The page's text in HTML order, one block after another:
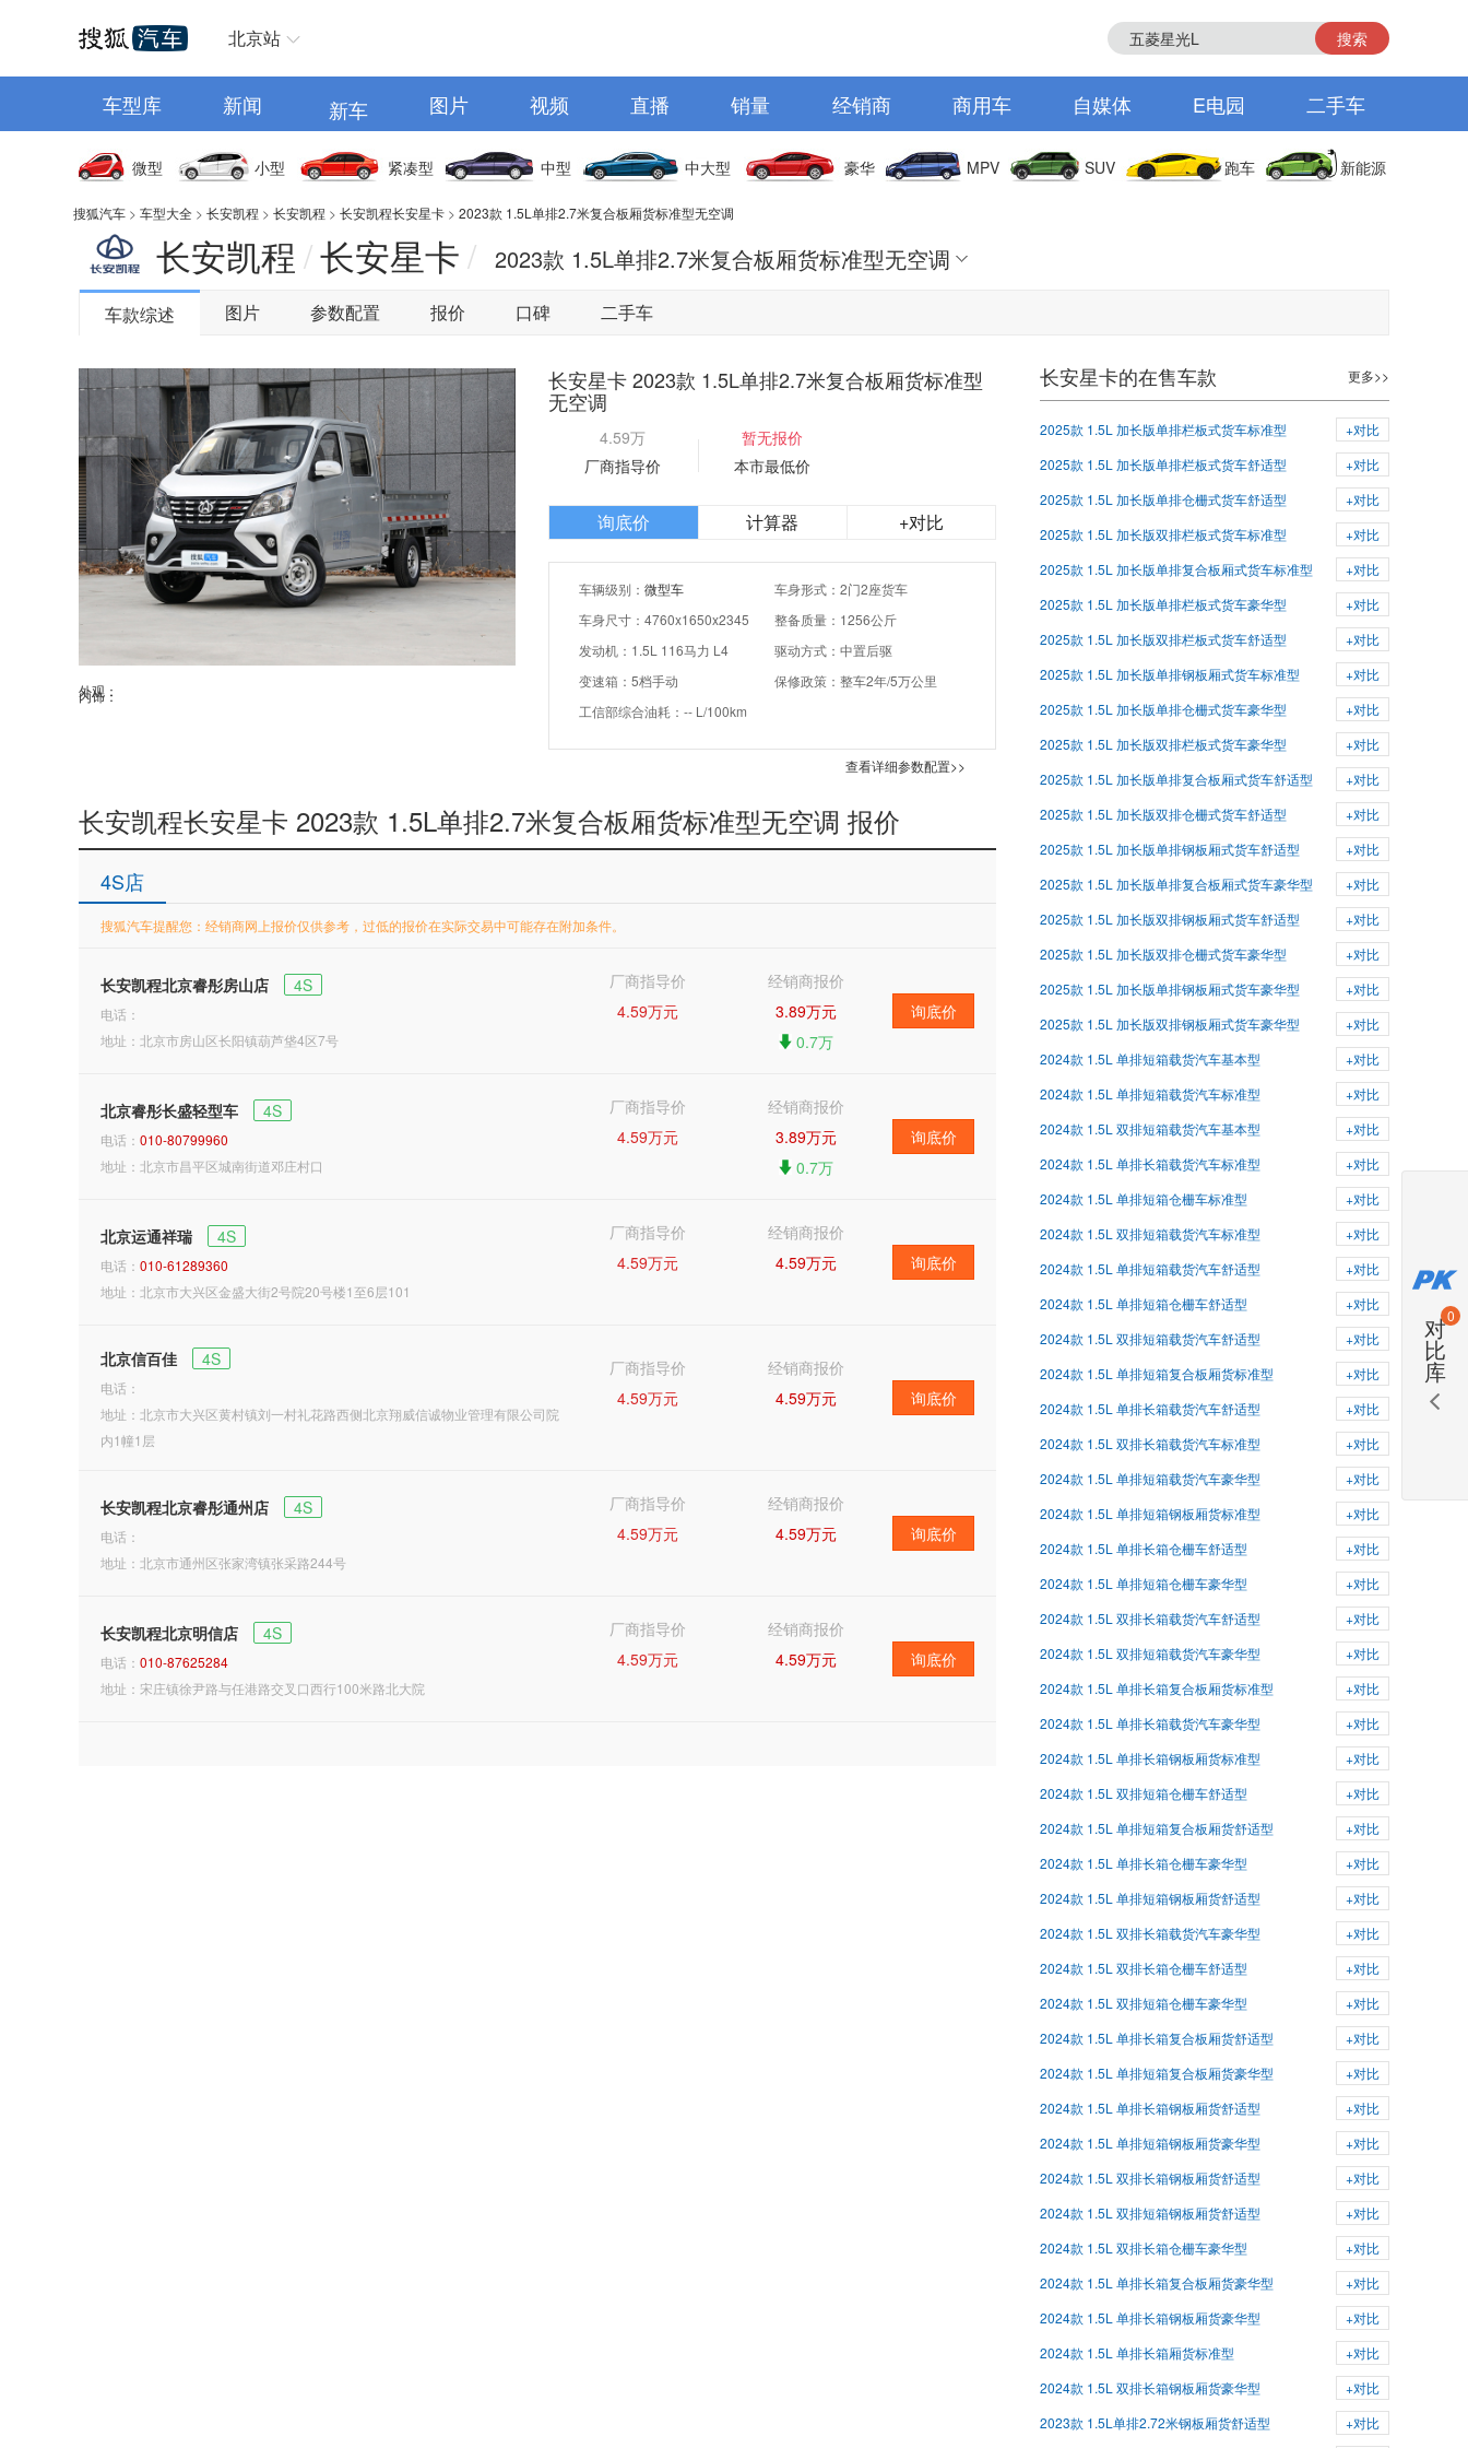
北京站 搜索
车型库 新闻 新车 图片 视频 直播 销量 经销商 商用车 自媒体 E电园 二手车
微型 小型 紧凑型 中型 中大型 豪华 MPV SUV 跑车 新能源
搜狐汽车 > 车型大全 > 长安凯程 > 长安凯程 > 长安凯程长安星卡 > 2023款 1.5L单排2.7米复合板厢货标准型无空调
长安凯程 /长安星卡/ 2023款 1.5L单排2.7米复合板厢货标准型无空调
车款综述 图片 参数配置 报价 口碑 二手车
外观：
内饰：
长安星卡 2023款 1.5L单排2.7米复合板厢货标准型
无空调
4.59万
厂商指导价
暂无报价
本市最低价
询底价 计算器 +对比
车辆级别： 微型车
车身形式：2门2座货车
车身尺寸：4760x1650x2345
整备质量：1256公斤
发动机：1.5L 116马力 L4
驱动方式：中置后驱
变速箱：5档手动
保修政策：整车2年/5万公里
工信部综合油耗：-- L/100km
查看详细参数配置>>
长安凯程长安星卡 2023款 1.5L单排2.7米复合板厢货标准型无空调 报价
4S店
搜狐汽车提醒您：经销商网上报价仅供参考，过低的报价在实际交易中可能存在附加条件。
长安凯程北京睿彤房山店 4S
电话：
地址：北京市房山区长阳镇葫芦垡4区7号
厂商指导价
4.59万元
经销商报价
3.89万元
0.7万
询底价
北京睿彤长盛轻型车 4S
电话： 010-80799960
地址：北京市昌平区城南街道邓庄村口
厂商指导价
4.59万元
经销商报价
3.89万元
0.7万
询底价
北京运通祥瑞 4S
电话： 010-61289360
地址：北京市大兴区金盛大街2号院20号楼1至6层101
厂商指导价
4.59万元
经销商报价
4.59万元
询底价
北京信百佳 4S
电话：
地址：北京市大兴区黄村镇刘一村礼花路西侧北京翔威信诚物业管理有限公司院
内1幢1层
厂商指导价
4.59万元
经销商报价
4.59万元
询底价
长安凯程北京睿彤通州店 4S
电话：
地址：北京市通州区张家湾镇张采路244号
厂商指导价
4.59万元
经销商报价
4.59万元
询底价
长安凯程北京明信店 4S
电话： 010-87625284
地址：宋庄镇徐尹路与任港路交叉口西行100米路北大院
厂商指导价
4.59万元
经销商报价
4.59万元
询底价
更多>>
长安星卡的在售车款
+对比
2025款 1.5L 加长版单排栏板式货车标准型
+对比
2025款 1.5L 加长版单排栏板式货车舒适型
+对比
2025款 1.5L 加长版单排仓栅式货车舒适型
+对比
2025款 1.5L 加长版双排栏板式货车标准型
+对比
2025款 1.5L 加长版单排复合板厢式货车标准型
+对比
2025款 1.5L 加长版单排栏板式货车豪华型
+对比
2025款 1.5L 加长版双排栏板式货车舒适型
+对比
2025款 1.5L 加长版单排钢板厢式货车标准型
+对比
2025款 1.5L 加长版单排仓栅式货车豪华型
+对比
2025款 1.5L 加长版双排栏板式货车豪华型
+对比
2025款 1.5L 加长版单排复合板厢式货车舒适型
+对比
2025款 1.5L 加长版双排仓栅式货车舒适型
+对比
2025款 1.5L 加长版单排钢板厢式货车舒适型
+对比
2025款 1.5L 加长版单排复合板厢式货车豪华型
+对比
2025款 1.5L 加长版双排钢板厢式货车舒适型
+对比
2025款 1.5L 加长版双排仓栅式货车豪华型
+对比
2025款 1.5L 加长版单排钢板厢式货车豪华型
+对比
2025款 1.5L 加长版双排钢板厢式货车豪华型
+对比
2024款 1.5L 单排短箱载货汽车基本型
+对比
2024款 1.5L 单排短箱载货汽车标准型
+对比
2024款 1.5L 双排短箱载货汽车基本型
+对比
2024款 1.5L 单排长箱载货汽车标准型
+对比
2024款 1.5L 单排短箱仓栅车标准型
+对比
2024款 1.5L 双排短箱载货汽车标准型
+对比
2024款 1.5L 单排短箱载货汽车舒适型
+对比
2024款 1.5L 单排短箱仓栅车舒适型
+对比
2024款 1.5L 双排短箱载货汽车舒适型
+对比
2024款 1.5L 单排短箱复合板厢货标准型
+对比
2024款 1.5L 单排长箱载货汽车舒适型
+对比
2024款 1.5L 双排长箱载货汽车标准型
+对比
2024款 1.5L 单排短箱载货汽车豪华型
+对比
2024款 1.5L 单排短箱钢板厢货标准型
+对比
2024款 1.5L 单排长箱仓栅车舒适型
+对比
2024款 1.5L 单排短箱仓栅车豪华型
+对比
2024款 1.5L 双排长箱载货汽车舒适型
+对比
2024款 1.5L 双排短箱载货汽车豪华型
+对比
2024款 1.5L 单排长箱复合板厢货标准型
+对比
2024款 1.5L 单排长箱载货汽车豪华型
+对比
2024款 1.5L 单排长箱钢板厢货标准型
+对比
2024款 1.5L 双排短箱仓栅车舒适型
+对比
2024款 1.5L 单排短箱复合板厢货舒适型
+对比
2024款 1.5L 单排长箱仓栅车豪华型
+对比
2024款 1.5L 单排短箱钢板厢货舒适型
+对比
2024款 1.5L 双排长箱载货汽车豪华型
+对比
2024款 1.5L 双排长箱仓栅车舒适型
+对比
2024款 1.5L 双排短箱仓栅车豪华型
+对比
2024款 1.5L 单排长箱复合板厢货舒适型
+对比
2024款 1.5L 单排短箱复合板厢货豪华型
+对比
2024款 1.5L 单排长箱钢板厢货舒适型
+对比
2024款 1.5L 单排短箱钢板厢货豪华型
+对比
2024款 1.5L 双排长箱钢板厢货舒适型
+对比
2024款 1.5L 双排短箱钢板厢货舒适型
+对比
2024款 1.5L 双排长箱仓栅车豪华型
+对比
2024款 1.5L 单排长箱复合板厢货豪华型
+对比
2024款 1.5L 单排长箱钢板厢货豪华型
+对比
2024款 1.5L 单排长箱厢货标准型
+对比
2024款 1.5L 双排长箱钢板厢货豪华型
+对比
2023款 1.5L单排2.72米钢板厢货舒适型
对
比
库
0